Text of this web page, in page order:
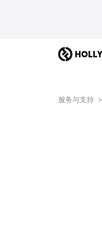
服务与支持